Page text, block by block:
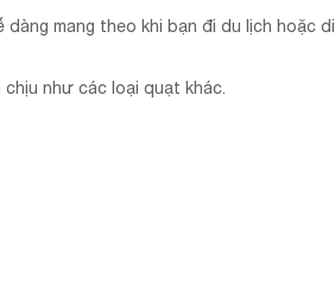
mang theo khi bạn đi du lịch hoặc di
như các loại quạt khác.